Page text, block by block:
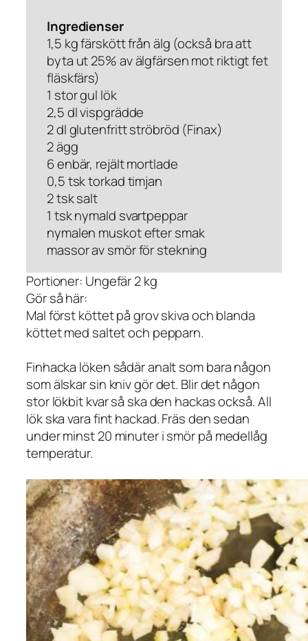
Ingredienser
1,5 kg färskött från älg (också bra att
byta ut 25% av älgfärsen mot riktigt fet
fläskfärs)
1 stor gul lök
2,5 dl vispgrädde
2 dl glutenfritt ströbröd (Finax)
2 ägg
6 enbär, rejält mortlade
0,5 tsk torkad timjan
2 tsk salt
1 tsk nymald svartpeppar
nymalen muskot efter smak
massor av smör för stekning
Portioner: Ungefär 2 kg
Gör så här:
Mal först köttet på grov skiva och blanda
köttet med saltet och pepparn.
Finhacka löken sådär analt som bara någon
som älskar sin kniv gör det. Blir det någon
stor lökbit kvar så ska den hackas också. All
lök ska vara fint hackad. Fräs den sedan
under minst 20 minuter i smör på medellåg
temperatur.